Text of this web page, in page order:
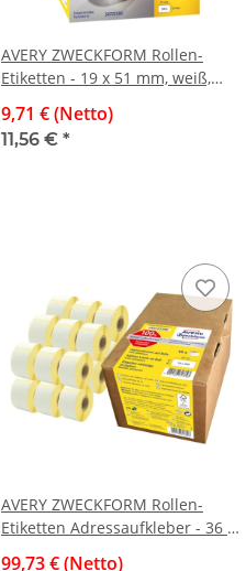
AVERY ZWECKFORM Rollen-
Etiketten - 19 x 51 mm, weiß,
9,71 € (Netto)
11,56 € *
AVERY ZWECKFORM Rollen-
Etiketten Adressaufkleber - 36 x
99,73 € (Netto)